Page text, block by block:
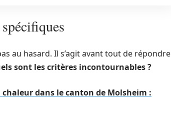
au hasard. Il s’agit avant tout de répondre
sont les critères incontournables ?
dans le canton de Molsheim :